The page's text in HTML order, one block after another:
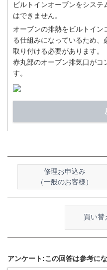
ビルトインオーブンをシステ
はできません。
オーブンの排熱をビルトイン
る仕組みになっているため
取り付ける必要があります。
赤丸部のオーブン排気口がコ
す。
修理お申込み
（一般のお客様）
買い替
アンケート:この回答は参考に